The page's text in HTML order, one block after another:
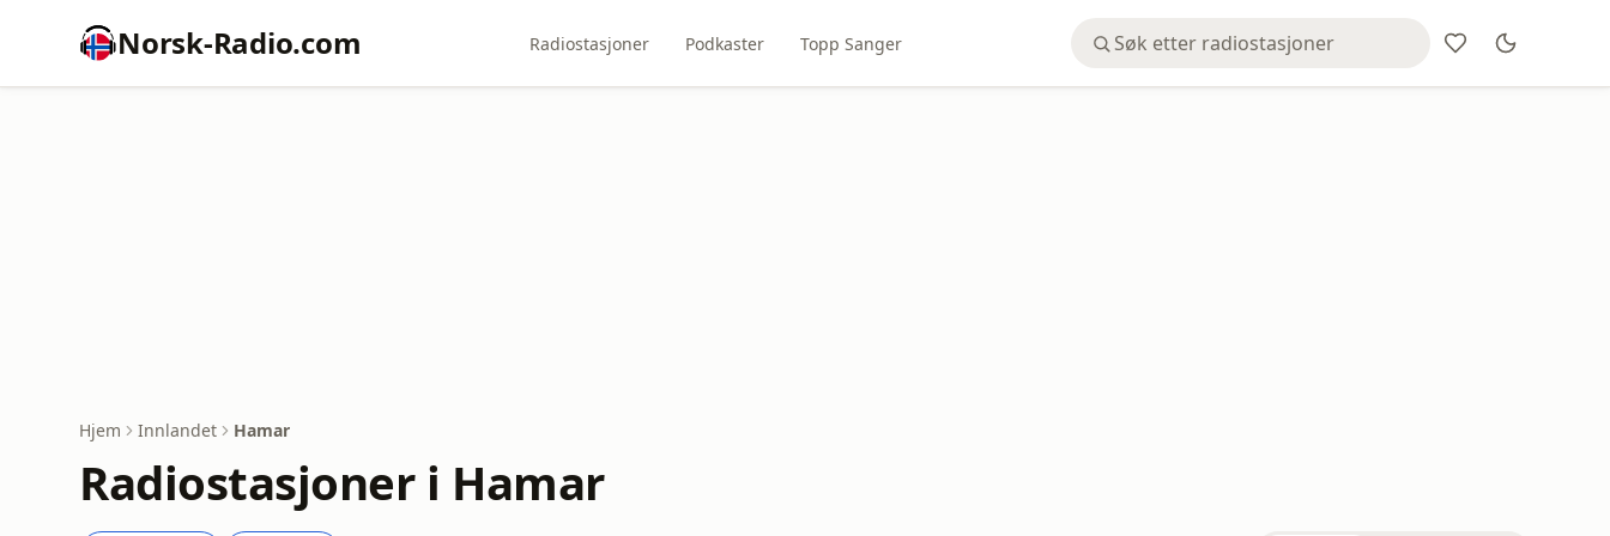
Norsk-Radio.com Radiostasjoner Podkaster Topp Sanger
Hjem Innlandet Hamar
Radiostasjoner i Hamar